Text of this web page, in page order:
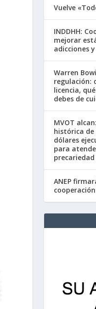
Vuelve
INDDHH:
mejorar
adicciones
Warren
regulación:
licencia,
debes de
MVOT
histórica de
dólares
para
ANEP